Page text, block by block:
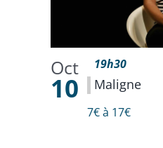
Oct
10
19h30
Maligne
7€ à 17€